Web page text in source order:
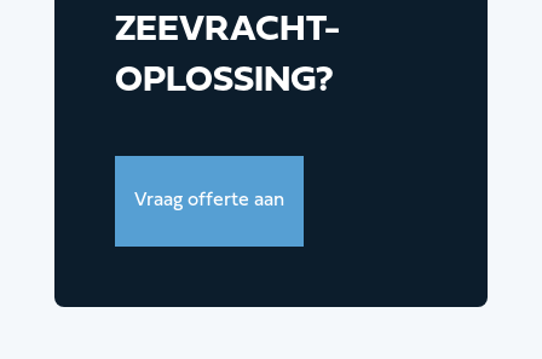
ZEEVRACHT-
OPLOSSING?
Vraag offerte aan